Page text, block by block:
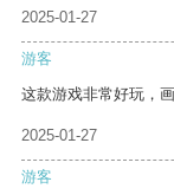
2025-01-27
游客
这款游戏非常好玩，
2025-01-27
游客